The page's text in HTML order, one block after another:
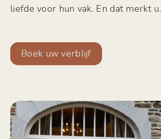
liefde voor hun vak. En dat merkt u.
Boek uw verblijf